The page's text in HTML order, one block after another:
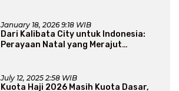
January 18, 2026 9:18 WIB
Dari Kalibata City untuk Indonesia:
Perayaan Natal yang Merajut
July 12, 2025 2:58 WIB
Kuota Haji 2026 Masih Kuota Dasar,